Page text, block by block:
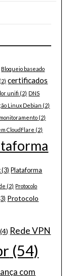
Bloqueio baseado
(2) certificados
unifi (2) DNS
Linux Debian (2)
monitoramento (2)
CloudFlare (2)
(3) Plataforma
(2) Protocolo
Protocolo
(4) Rede VPN
(54)
com